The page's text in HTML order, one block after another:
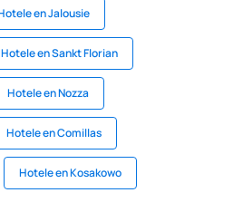
en Jalousie
Hotele en Sankt Florian
Hotele en Nozza
Hotele en Comillas
Hotele en Kosakowo